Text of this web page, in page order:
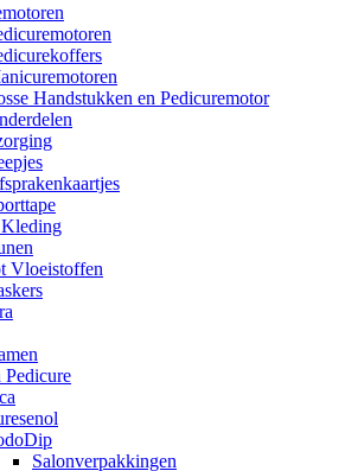
Handstukken en Pedicuremotor
Vloeistoffen
Pedicure
Salonverpakkingen